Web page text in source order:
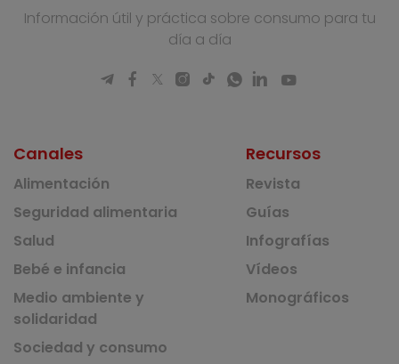
Información útil y práctica sobre consumo para tu
día a día
Canales
Alimentación
Seguridad alimentaria
Salud
Bebé e infancia
Medio ambiente y
solidaridad
Sociedad y consumo
Recursos
Revista
Guías
Infografías
Vídeos
Monográficos